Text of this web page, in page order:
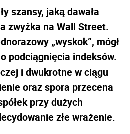
szansy, jaką dawała
zwyżka na Wall Street.
„wyskok”, mógł
podciągnięcia indeksów.
i dwukrotne w ciągu
oraz spora przecena
przy dużych
złe wrażenie.